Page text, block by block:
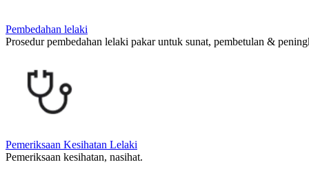
Pembedahan lelaki
Prosedur pembedahan lelaki pakar untuk sunat, pembetulan &
Pemeriksaan Kesihatan Lelaki
Pemeriksaan kesihatan, nasihat.